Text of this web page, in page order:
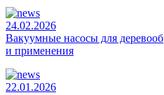
24.02.2026
Вакуумные насосы для
и применения
22.01.2026